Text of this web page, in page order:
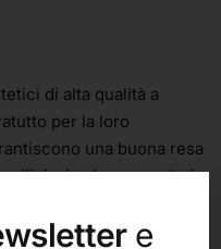
di alta qualità a
per la loro
una buona resa
sia che con colori
pertanto
voglia approcciarsi alla
e